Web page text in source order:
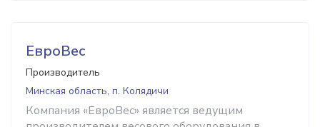
ЕвроВес
Производитель
Минская область, п. Колядичи
Компания «ЕвроВес» является ведущим